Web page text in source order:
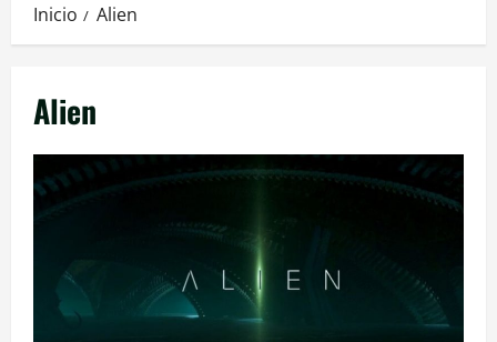
Inicio Alien
Alien